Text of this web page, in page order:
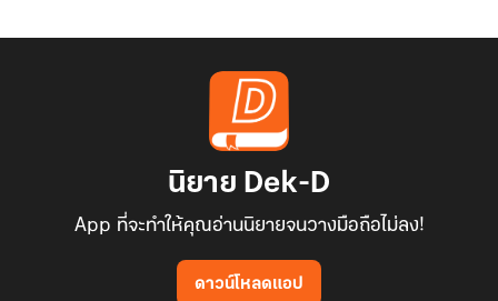
นิยาย Dek-D
App ที่จะทำให้คุณอ่านนิยายจนวางมือถือไม่ลง!
ดาวน์โหลดแอป